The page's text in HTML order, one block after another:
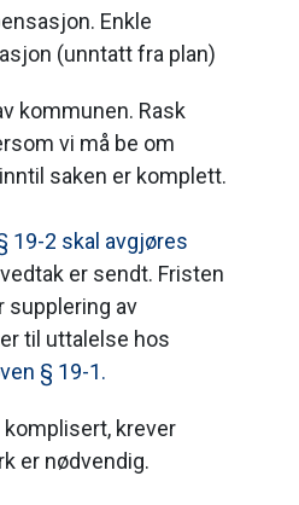
Enkle
(unntatt fra plan)
kommunen. Rask
vi må be om
saken er komplett.
19-2 skal avgjøres
er sendt. Fristen
supplering av
til uttalelse hos
§ 19-1.
krever
er nødvendig.